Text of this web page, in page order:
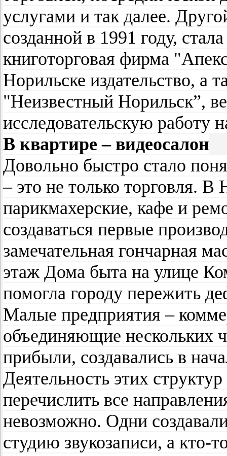
услугами и так далее.
созданной в 1991 году,
книготорговая фирма
Норильске издательство, а
"Неизвестный Норильск”,
исследовательскую работу
В квартире – видеосалон
Довольно быстро стало
– это не только торговля. В
парикмахерские, кафе и
создаваться первые
замечательная гончарная
этаж Дома быта на улице
помогла городу пережить
Малые предприятия –
объединяющие нескольких
прибыли, создавались в
Деятельность этих
перечислить все
невозможно. Одни
студию звукозаписи, а кто-